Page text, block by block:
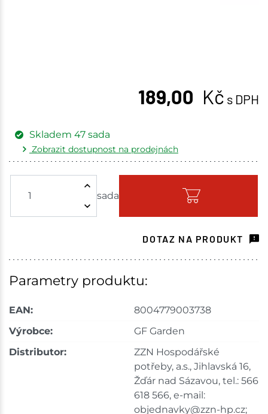
189,00 Kč s DPH
sada
Skladem 47 sada
Zobrazit dostupnost na prodejnách
Skladem - ihned k odeslání
Choceň 7 sada
Skuteč
Skladem na prodejně - doručení do 7 dnů
Skladem na prodejně - doručení do 7 dnů
5 sada
DOTAZ NA PRODUKT
Parametry produktu:
EAN:
8004779003738
Výrobce:
GF Garden
Distributor:
ZZN Hospodářské
potřeby, a.s., Jihlavská 16,
Žďár nad Sázavou, tel.: 566
618 566, e-mail:
objednavky@zzn-hp.cz;